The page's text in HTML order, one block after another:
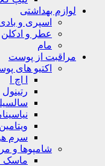
لوازم بهداشتی
اسپری و
عطر و ادکلن
مام
مراقبت از پوست
اکتیو های
ا اچ ا
رتینول
سرم
شامپوها و
ماسک